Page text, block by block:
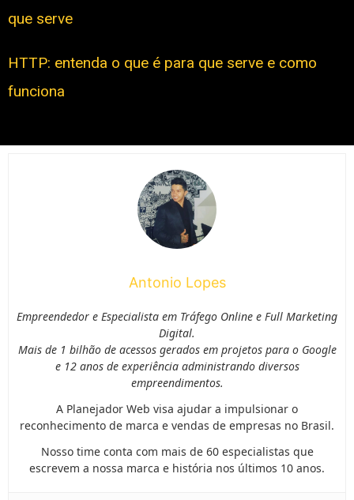
que serve
HTTP: entenda o que é para que serve e como
funciona
Antonio Lopes
Empreendedor e Especialista em Tráfego Online e Full Marketing
Digital.
Mais de 1 bilhão de acessos gerados em projetos para o Google
e 12 anos de experiência administrando diversos
empreendimentos.
A Planejador Web visa ajudar a impulsionar o
reconhecimento de marca e vendas de empresas no Brasil.
Nosso time conta com mais de 60 especialistas que
escrevem a nossa marca e história nos últimos 10 anos.